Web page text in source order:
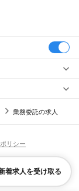
大磯駅
蔵中原駅武蔵新城駅
堤駅八丁畷駅
加工
）・バーテンダー
）
ひげOKネイルOK
活躍中
業務委託の求人
着求人を受け取る
リシー